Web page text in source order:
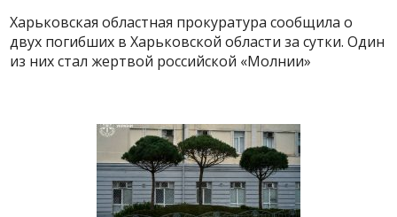
Харьковская областная прокуратура сообщила о
двух погибших в Харьковской области за сутки. Один
из них стал жертвой российской «Молнии»